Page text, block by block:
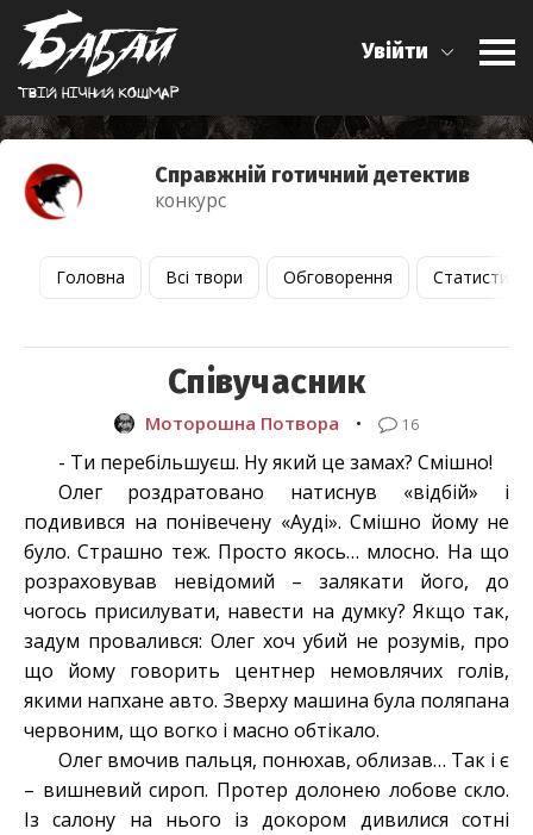
Твiй нiчний кошмар
Увійти
Справжній готичний детектив
конкурс
Головна Всі твори Обговорення Статистика
Співучасник
Моторошна Потвора • 16
- Ти перебільшуєш. Ну який це замах? Смішно!
Олег роздратовано натиснув «відбій» і
подивився на понівечену «Ауді». Смішно йому не
було. Страшно теж. Просто якось… млосно. На що
розраховував невідомий – залякати його, до
чогось присилувати, навести на думку? Якщо так,
задум провалився: Олег хоч убий не розумів, про
що йому говорить центнер немовлячих голів,
якими напхане авто. Зверху машина була поляпана
червоним, що вогко і масно обтікало.
Олег вмочив пальця, понюхав, облизав… Так і є
– вишневий сироп. Протер долонею лобове скло.
Із салону на нього із докором дивилися сотні